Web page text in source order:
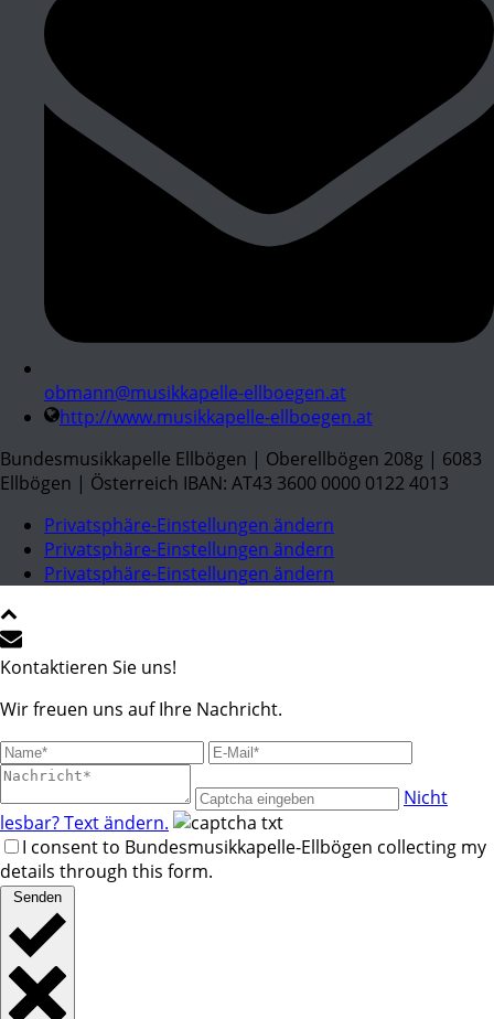
obmann@musikkapelle-ellboegen.at
http://www.musikkapelle-ellboegen.at
Bundesmusikkapelle Ellbögen | Oberellbögen 208g | 6083
Ellbögen | Österreich IBAN: AT43 3600 0000 0122 4013
Privatsphäre-Einstellungen ändern
Privatsphäre-Einstellungen ändern
Privatsphäre-Einstellungen ändern
Kontaktieren Sie uns!
Wir freuen uns auf Ihre Nachricht.
Nicht
lesbar? Text ändern.
I consent to Bundesmusikkapelle-Ellbögen collecting my
details through this form.
Senden